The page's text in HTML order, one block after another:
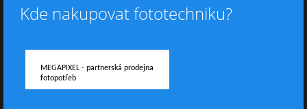
Kde nakupovat fototechniku?
MEGAPIXEL - partnerská prodejna
fotopotřeb